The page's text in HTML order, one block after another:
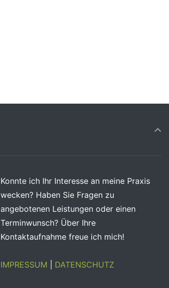
Konnte ich Ihr Interesse an meine Praxis
wecken? Haben Sie Fragen zu
angebotenen Leistungen oder einen
Terminwunsch? Über Ihre
Kontaktaufnahme freue ich mich!
IMPRESSUM DATENSCHUTZ